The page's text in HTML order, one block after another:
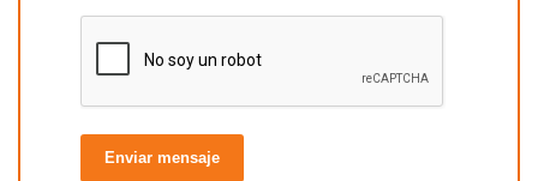
Enviar mensaje